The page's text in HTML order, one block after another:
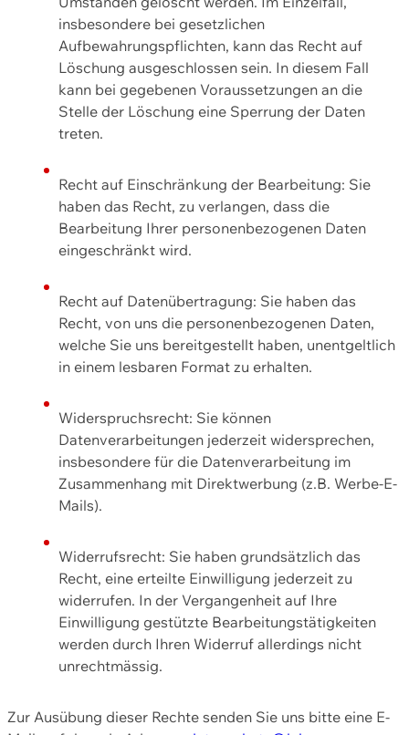
insbesondere bei gesetzlichen
Aufbewahrungspflichten, kann das Recht auf
Löschung ausgeschlossen sein. In diesem Fall
kann bei gegebenen Voraussetzungen an die
Stelle der Löschung eine Sperrung der Daten
treten.
Recht auf Einschränkung der Bearbeitung: Sie
haben das Recht, zu verlangen, dass die
Bearbeitung Ihrer personenbezogenen Daten
eingeschränkt wird.
Recht auf Datenübertragung: Sie haben das
Recht, von uns die personenbezogenen Daten,
welche Sie uns bereitgestellt haben, unentgeltlich
in einem lesbaren Format zu erhalten.
Widerspruchsrecht: Sie können
Datenverarbeitungen jederzeit widersprechen,
insbesondere für die Datenverarbeitung im
Zusammenhang mit Direktwerbung (z.B. Werbe-E-
Mails).
Widerrufsrecht: Sie haben grundsätzlich das
Recht, eine erteilte Einwilligung jederzeit zu
widerrufen. In der Vergangenheit auf Ihre
Einwilligung gestützte Bearbeitungstätigkeiten
werden durch Ihren Widerruf allerdings nicht
unrechtmässig.
Zur Ausübung dieser Rechte senden Sie uns bitte eine E-